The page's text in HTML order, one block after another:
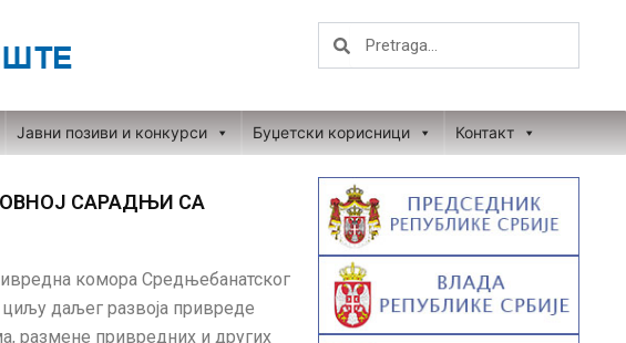
Search
Јавни позиви и конкурси Буџетски корисници Контакт
САРАДЊИ СА
комора Средњебанатског
даљег развоја привреде
размене привредних и других